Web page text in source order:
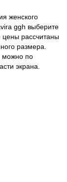
женского
ggh выберите
рассчитаны
размера.
можно по
экрана.